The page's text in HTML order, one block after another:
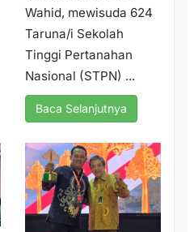
Wahid, mewisuda 624
Taruna/i Sekolah
Tinggi Pertanahan
Nasional (STPN) ...
Baca Selanjutnya